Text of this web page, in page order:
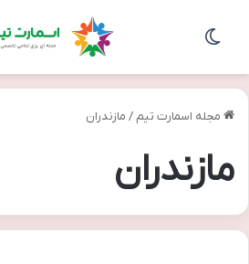
مجله اسمارت تیم / مازندران
مازندران